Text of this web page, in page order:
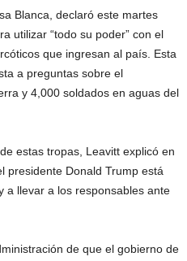
Blanca, declaró este martes
utilizar “todo su poder” con el
que ingresan al país. Esta
a preguntas sobre el
y 4,000 soldados en aguas del
estas tropas, Leavitt explicó en
presidente Donald Trump está
a llevar a los responsables ante
de que el gobierno de